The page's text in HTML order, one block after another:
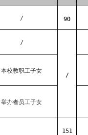
/ 90
/
/
本校教职工子女
举办者员工子女
151